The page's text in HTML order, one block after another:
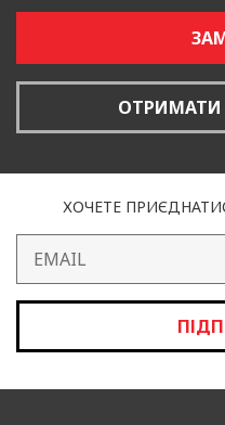
ОТРИМАТИ
ХОЧЕТЕ